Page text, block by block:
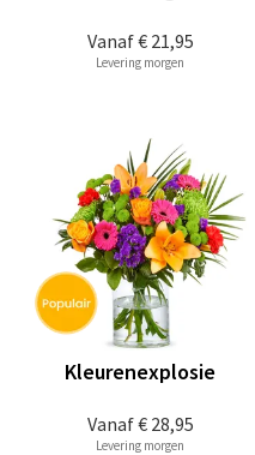
Vanaf€ 21,95
Levering morgen
Vanaf€ 28,95
Kleurenexplosie
Levering morgen